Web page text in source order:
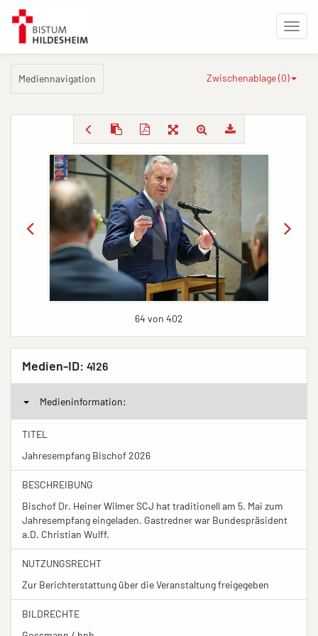
Mediennavigation Zwischenablage (0)
64 von 402
Medien-ID: 4126
Medieninformation:
TITEL
Jahresempfang Bischof 2026
BESCHREIBUNG
Bischof Dr. Heiner Wilmer SCJ hat traditionell am 5. Mai zum
Jahresempfang eingeladen. Gastredner war Bundespräsident
a.D. Christian Wulff.
NUTZUNGSRECHT
Zur Berichterstattung über die Veranstaltung freigegeben
BILDRECHTE